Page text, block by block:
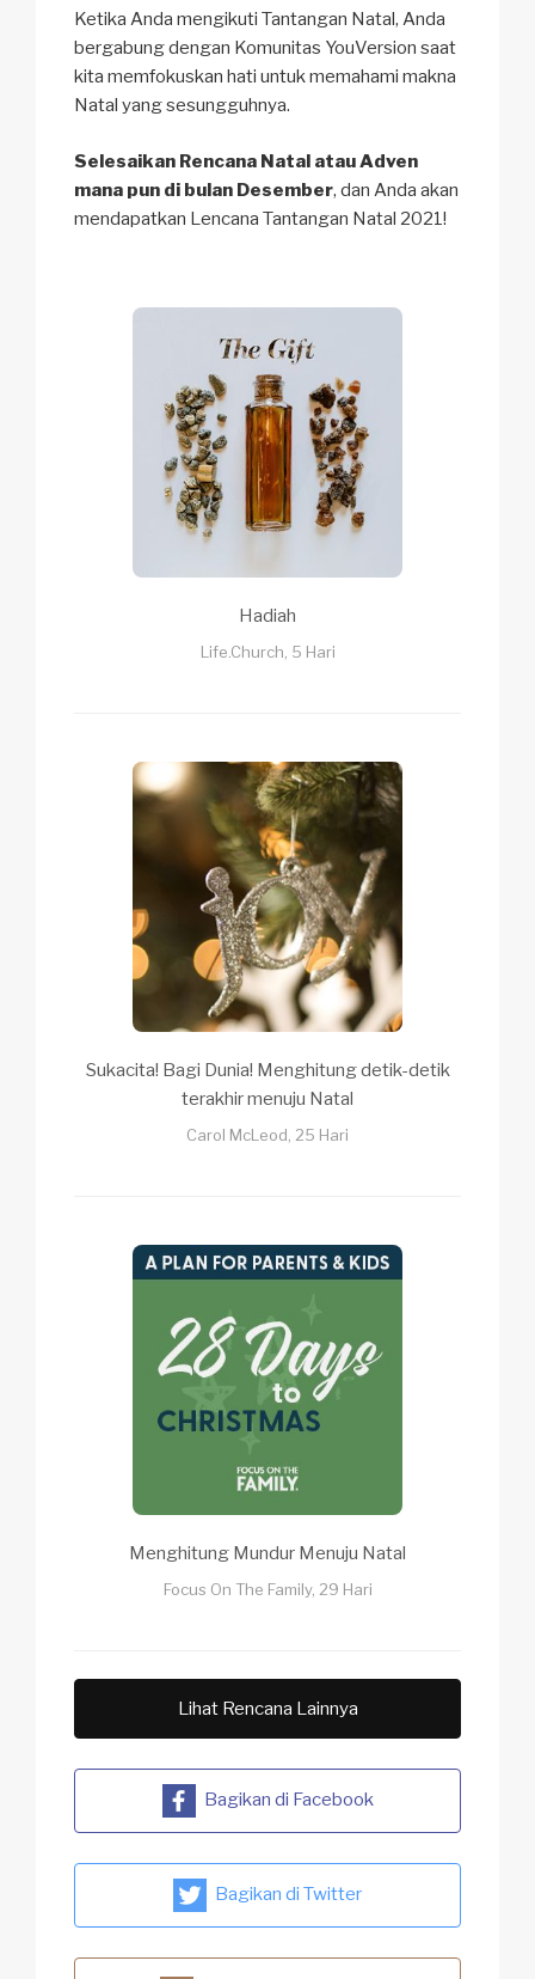
Ketika Anda mengikuti Tantangan Natal, Anda
bergabung dengan Komunitas YouVersion saat
kita memfokuskan hati untuk memahami makna
Natal yang sesungguhnya.
Selesaikan Rencana Natal atau Adven
mana pun di bulan Desember, dan Anda akan
mendapatkan Lencana Tantangan Natal 2021!
Hadiah
Life.Church, 5 Hari
Sukacita! Bagi Dunia! Menghitung detik-detik
terakhir menuju Natal
Carol McLeod, 25 Hari
Menghitung Mundur Menuju Natal
Focus On The Family, 29 Hari
Lihat Rencana Lainnya
Bagikan di Facebook
Bagikan di Twitter